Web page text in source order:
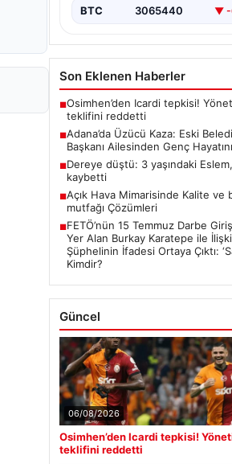
BTC 3065440 ▼ -
Son Eklenen Haberler
■Osimhen’den Icardi tepkisi!
teklifini reddetti
■Adana’da Üzücü Kaza: Eski
Başkanı Ailesinden Genç
■Dereye düştü: 3 yaşındaki Eslem,
kaybetti
■Açık Hava Mimarisinde Kalite ve
mutfağı Çözümleri
■FETÖ’nün 15 Temmuz Darbe
Yer Alan Burkay Karatepe ile
Şüphelinin İfadesi Ortaya Çıktı:
Kimdir?
Güncel
06/08/2026
Osimhen’den Icardi tepkisi!
teklifini reddetti